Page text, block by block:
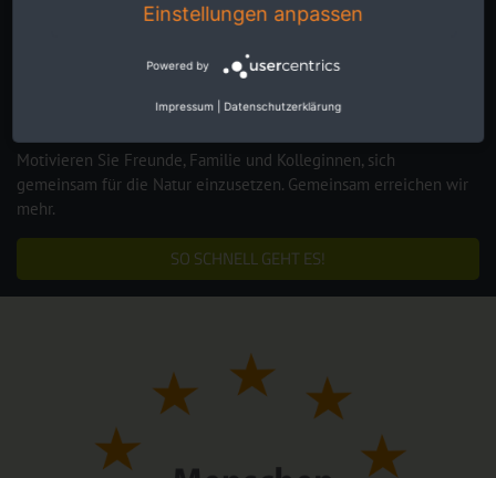
Motivieren Sie Freunde, Familie und Kolleginnen, sich
gemeinsam für die Natur einzusetzen. Gemeinsam erreichen wir
mehr.
SO SCHNELL GEHT ES!
Einstellungen anpassen
Powered by
Impressum Datenschutzerklärung